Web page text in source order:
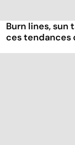
Burn lines,
ces tendances